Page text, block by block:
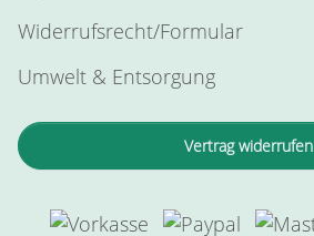
Widerrufsrecht/Formular
Umwelt & Entsorgung
Vertrag widerrufen